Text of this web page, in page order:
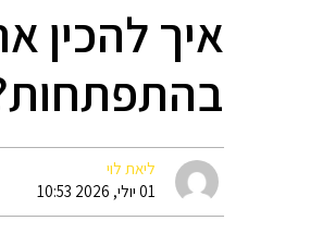
איך
ליאת לוי
01 יולי, 2026 10:53